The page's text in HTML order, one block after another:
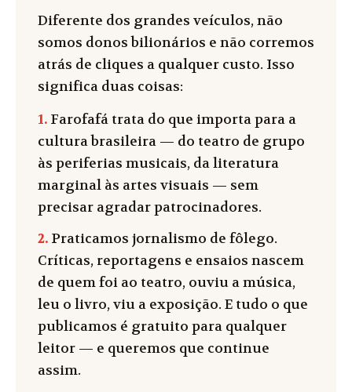
Diferente dos grandes veículos, não
somos donos bilionários e não corremos
atrás de cliques a qualquer custo. Isso
significa duas coisas:
1. Farofafá trata do que importa para a
cultura brasileira — do teatro de grupo
às periferias musicais, da literatura
marginal às artes visuais — sem
precisar agradar patrocinadores.
2. Praticamos jornalismo de fôlego.
Críticas, reportagens e ensaios nascem
de quem foi ao teatro, ouviu a música,
leu o livro, viu a exposição. E tudo o que
publicamos é gratuito para qualquer
leitor — e queremos que continue
assim.